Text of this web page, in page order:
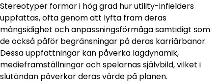
Stereotyper formar i hög grad hur utility-infielders
uppfattas, ofta genom att lyfta fram deras
mångsidighet och anpassningsförmåga samtidigt som
de också påför begränsningar på deras karriärbanor.
Dessa uppfattningar kan påverka lagdynamik,
medieframställningar och spelarnas självbild, vilket i
slutändan påverkar deras värde på planen.